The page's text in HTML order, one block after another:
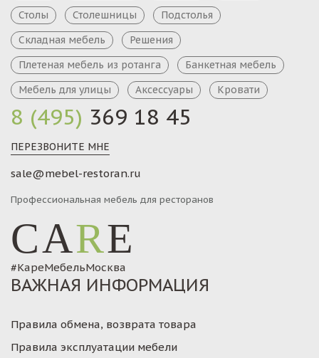
8 (495) 369 18 45
ПЕРЕЗВОНИТЕ МНЕ
sale@mebel-restoran.ru
Профессиональная мебель для ресторанов
CARE
#КареМебельМосква
Столы
Столешницы
Подстолья
Складная мебель
Решения
Плетеная мебель из ротанга
Банкетная мебель
Мебель для улицы
Аксессуары Кровати
ВАЖНАЯ ИНФОРМАЦИЯ
Правила обмена, возврата товара
Правила эксплуатации мебели